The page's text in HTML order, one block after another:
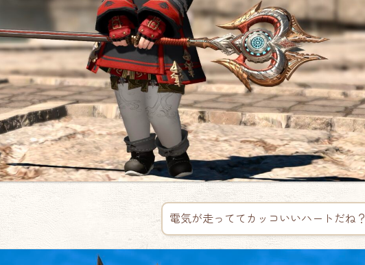
電気が走っててカッコいいハートだね？